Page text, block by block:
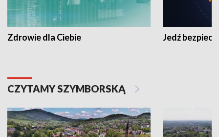
Zdrowie dla Ciebie Jedź
CZYTAMY SZYMBORSKĄ